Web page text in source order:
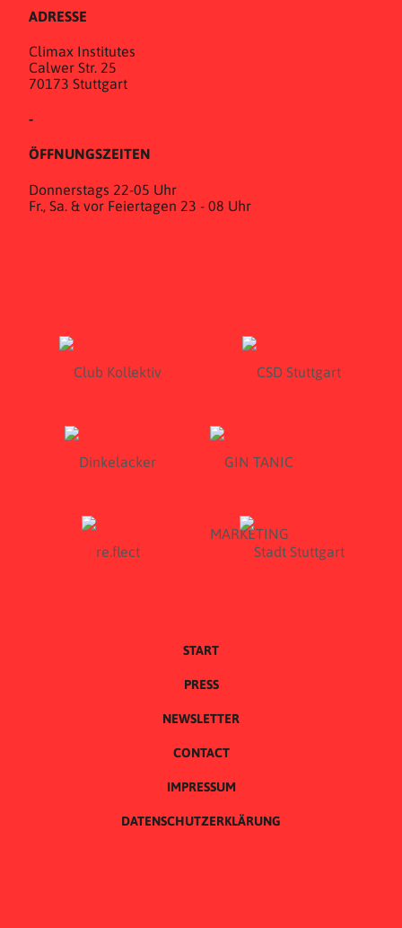
ADRESSE
Climax Institutes
Calwer Str. 25
70173 Stuttgart
-
ÖFFNUNGSZEITEN
Donnerstags 22-05 Uhr
Fr., Sa. & vor Feiertagen 23 - 08 Uhr
START
PRESS
NEWSLETTER
CONTACT
IMPRESSUM
DATENSCHUTZERKLÄRUNG